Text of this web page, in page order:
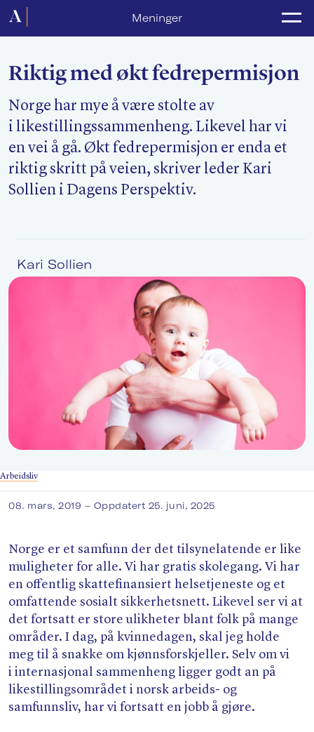
Meninger
Forside
Lønnsoppgjør
Medlemsforeninger
Kurs og konferanser
For media
Om Akademikerne
Søk
Riktig med økt fedrepermisjon
Norge har mye å være stolte av
i likestillingssammenheng. Likevel har vi
en vei å gå. Økt fedrepermisjon er enda et
riktig skritt på veien, skriver leder Kari
Sollien i Dagens Perspektiv.
Kari Sollien
Arbeidsliv
08. mars, 2019 – Oppdatert 25. juni, 2025
Norge er et samfunn der det tilsynelatende er like
muligheter for alle. Vi har gratis skolegang. Vi har
en offentlig skattefinansiert helsetjeneste og et
omfattende sosialt sikkerhetsnett. Likevel ser vi at
det fortsatt er store ulikheter blant folk på mange
områder. I dag, på kvinnedagen, skal jeg holde
meg til å snakke om kjønnsforskjeller. Selv om vi
i internasjonal sammenheng ligger godt an på
likestillingsområdet i norsk arbeids- og
samfunnsliv, har vi fortsatt en jobb å gjøre.